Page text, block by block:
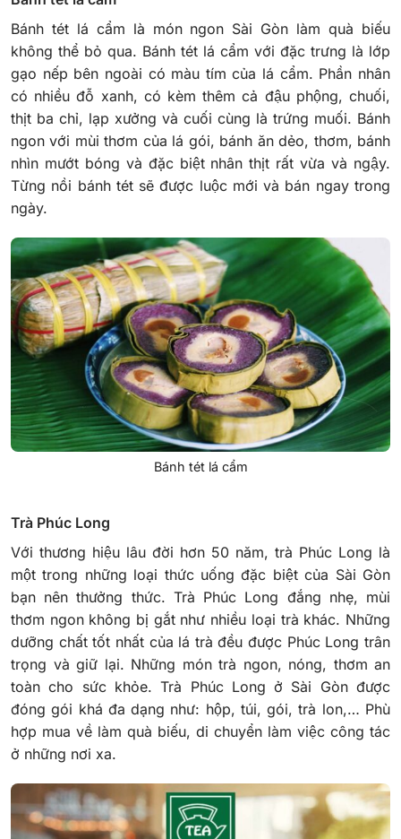
Bánh tét lá cẩm là món ngon Sài Gòn làm quà biếu
không thể bỏ qua. Bánh tét lá cẩm với đặc trưng là lớp
gạo nếp bên ngoài có màu tím của lá cẩm. Phần nhân
có nhiều đỗ xanh, có kèm thêm cả đậu phộng, chuối,
thịt ba chỉ, lạp xưởng và cuối cùng là trứng muối. Bánh
ngon với mùi thơm của lá gói, bánh ăn dẻo, thơm, bánh
nhìn mướt bóng và đặc biệt nhân thịt rất vừa và ngậy.
Từng nồi bánh tét sẽ được luộc mới và bán ngay trong
ngày.
Bánh tét lá cẩm
Trà Phúc Long
Với thương hiệu lâu đời hơn 50 năm, trà Phúc Long là
một trong những loại thức uống đặc biệt của Sài Gòn
bạn nên thưởng thức. Trà Phúc Long đắng nhẹ, mùi
thơm ngon không bị gắt như nhiều loại trà khác. Những
dưỡng chất tốt nhất của lá trà đều được Phúc Long trân
trọng và giữ lại. Những món trà ngon, nóng, thơm an
toàn cho sức khỏe.Trà Phúc Long ở Sài Gòn được
đóng gói khá đa dạng như: hộp, túi, gói, trà lon,… Phù
hợp mua về làm quà biếu, di chuyển làm việc công tác
ở những nơi xa.